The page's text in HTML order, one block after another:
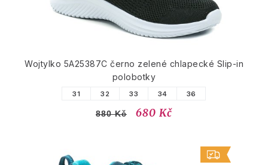
Wojtylko 5A25387C černo zelené chlapecké Slip-in
polobotky
31 32 33 34 36
880 Kč 680 Kč